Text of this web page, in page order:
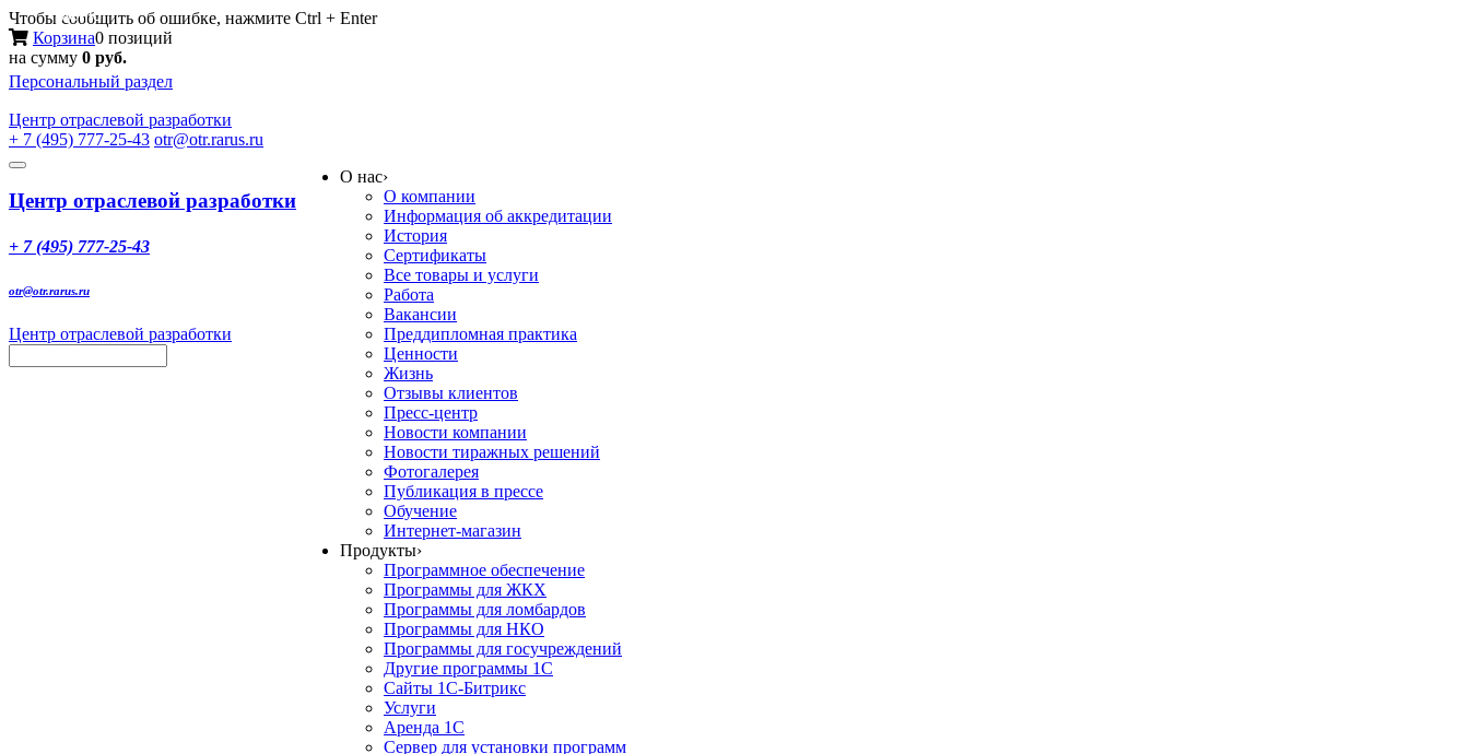
Чтобы сообщить об ошибке, нажмите Ctrl + Enter
Корзина0 позиций
на сумму 0 руб.
Персональный раздел
Центр отраслевой разработки
+ 7 (495) 777-25-43 otr@otr.rarus.ru
Toggle
Меню
Центр отраслевой разработки
+ 7 (495) 777-25-43
otr@otr.rarus.ru
Центр отраслевой разработки
О нас›
О компании
Информация об аккредитации
История
Сертификаты
Все товары и услуги
Работа
Вакансии
Преддипломная практика
Ценности
Жизнь
Отзывы клиентов
Пресс-центр
Новости компании
Новости тиражных решений
Фотогалерея
Публикация в прессе
Обучение
Интернет-магазин
Продукты›
Программное обеспечение
Программы для ЖКХ
Программы для ломбардов
Программы для НКО
Программы для госучреждений
Другие программы 1С
Сайты 1С-Битрикс
Услуги
Аренда 1С
Сервер для установки программ